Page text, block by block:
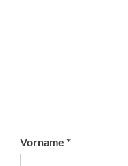
Vorname *